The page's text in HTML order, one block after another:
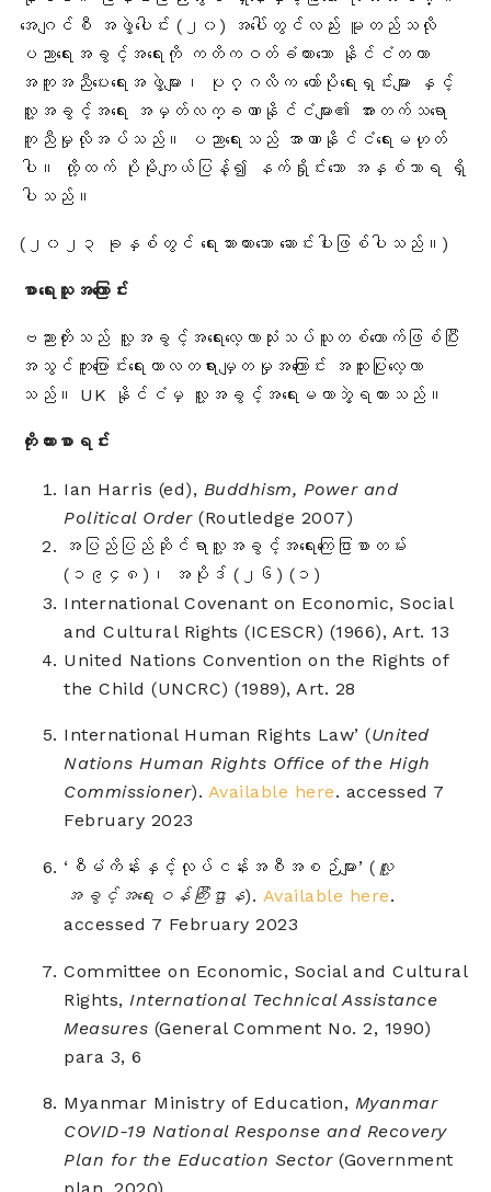
အေဂျင်စီ အဖွဲ့ပေါင်း (၂၀) အပေါ်တွင်လည်း မူတည်သလို
ပညာရေးအခွင့်အရေးကို ကတိကဝတ်ခံထားသော နိုင်ငံတကာ
အကူအညီပေးရေးအဖွဲ့များ၊ ပုဂ္ဂလိက ကော်ပိုရေးရှင်းများ နှင့်
လူ့အခွင့်အရေး အမှတ်လက္ခဏာနိုင်ငံများ၏ အားတက်သရော
ကူညီမှုလိုအပ်သည်။ ပညာရေးသည် အာဏာနိုင်ငံရေးမဟုတ်
ပါ။ ထို့ထက် ပိုမိုကျယ်ပြန့်၍ နက်ရှိုင်းသော အနှစ်သာရ ရှိ
ပါသည်။
(၂၀၂၃ ခုနှစ်တွင် ရေးသားထားသော ဆောင်းပါးဖြစ်ပါသည်။)
စာရေးသူအကြောင်း
ဗညားတိုးသည် လူ့အခွင့်အရေးလေ့လာသုံးသပ်သူတစ်ယောက်ဖြစ်ပြီး
အသွင်ကူးပြောင်းရေးကာလတရားမျှတမှုအကြောင်း အထူးပြုလေ့လာ
သည်။ UK နိုင်ငံမှ လူ့အခွင့်အရေးမဟာဘွဲ့ရထားသည်။
ကိုးကားစာရင်း
Ian Harris (ed), Buddhism, Power and
Political Order(Routledge 2007)
အပြည်ပြည်ဆိုင်ရာလူ့အခွင့်အရေးကြေငြာစာတမ်း
(၁၉၄၈)၊ အပိုဒ် (၂၆) (၁)
International Covenant on Economic, Social
and Cultural Rights (ICESCR) (1966), Art. 13
United Nations Convention on the Rights of
the Child (UNCRC) (1989), Art. 28
International Human Rights Law’ (United
Nations Human Rights Office of the High
Commissioner). Available here. accessed 7
February 2023
‘စီမံကိန်းနှင့်လုပ်ငန်းအစီအစဉ်များ’ ( လူ့
အခွင့်အရေးဝန်ကြီးဌာန). Available here.
accessed 7 February 2023
Committee on Economic, Social and Cultural
Rights, International Technical Assistance
Measures (General Comment No. 2, 1990)
para 3, 6
Myanmar Ministry of Education, Myanmar
COVID-19 National Response and Recovery
Plan for the Education Sector (Government
plan, 2020)